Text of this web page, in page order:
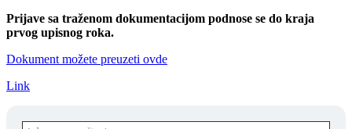
Prijave sa traženom dokumentacijom podnose se do kraja
prvog upisnog roka.
Dokument možete preuzeti ovde
Link